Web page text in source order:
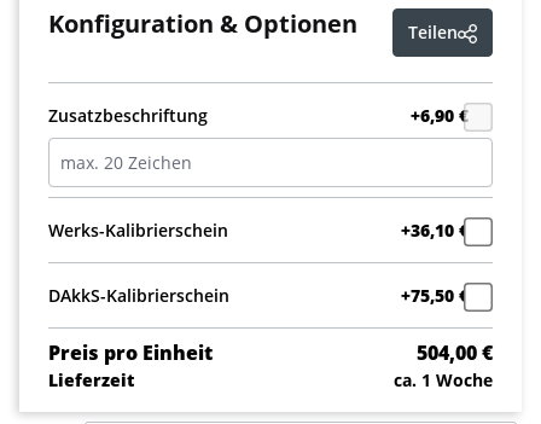
Konfiguration & Optionen Teilen
Zusatzbeschriftung +6,90 €
Werks-Kalibrierschein +36,10 €
DAkkS-Kalibrierschein +75,50 €
Preis pro Einheit 504,00 €
Lieferzeit ca. 1 Woche